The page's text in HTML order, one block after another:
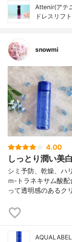
Attenir(アテ
ドレスリフ
snowmi
4.00
しっとり潤い美
シミ予防、乾燥、ハ
ｍ‐トラネキサム酸
って透明感のあるク